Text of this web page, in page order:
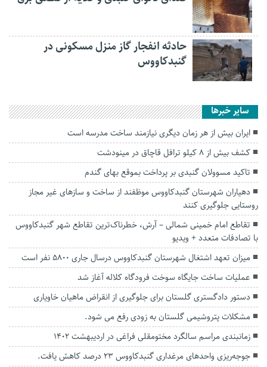
حادثه انفجار گاز منزل مسکونی در
گنبدکاووس
سایر خبرها
ایران بیش از هر زمان دیگری نیازمند ساخت مدرسه است
کشف بیش از ۸ کیلو ترافل قاچاق در مینودشت
تاکید مسوولان گنبدی بر پرداخت بموقع بهای گندم
دهیاران شهرستان گنبدکاووس موظفند از ساخت و سازهای غیر مجاز
روستایی جلوگیری کنند
تقاطع امام خمینی شمالی – آرش، خطرناک‌ترین تقاطع شهر گنبدکاووس
با تصادفات متعدد + ویدیو
میزان تعهد اشتغال شهرستان گنبدکاووس درسال جاری ۵۸۰۰ نفر است
عملیات ساخت جایگاه سوخت فرودگاه کلاله آغاز شد
دستور دادگستری گلستان برای جلوگیری از انقراض ماهیان خاویاری
مشکلات پتروشیمی گلستان به زودی رفع می شود.
زمانبندی مراسم سالگرد مختومقلی فراغی در اردیبهشت 1402
جوجه‌ریزی واحدهای مرغداری گنبدکاووس ۲۳ درصد کاهش یافت.